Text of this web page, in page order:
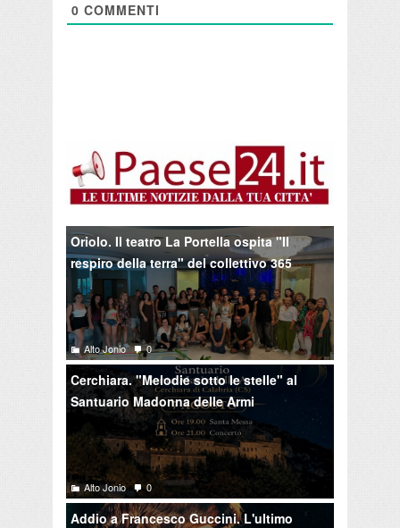
0 COMMENTI
Oriolo. Il teatro La Portella ospita "Il
respiro della terra" del collettivo 365
Alto Jonio 0
Cerchiara. "Melodie sotto le stelle" al
Santuario Madonna delle Armi
Alto Jonio 0
Addio a Francesco Guccini. L'ultimo